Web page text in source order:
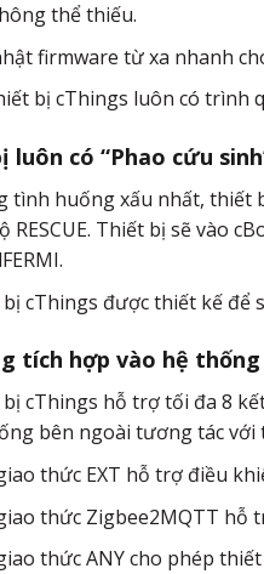
thể thiếu.
firmware từ xa nhanh
bị cThings luôn có trình
luôn có “Phao cứu
tình huống xấu nhất, thiết
RESCUE. Thiết bị sẽ vào
cThings được thiết kế để
tích hợp vào hệ
cThings hỗ trợ tối đa 8
bên ngoài tương tác
thức EXT hỗ trợ điều
thức Zigbee2MQTT hỗ
thức ANY cho phép